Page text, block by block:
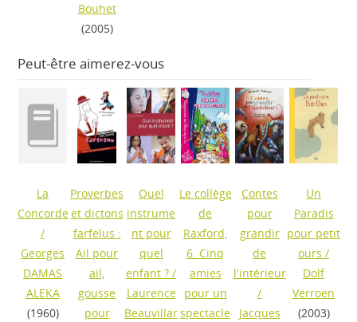
Bouhet
(2005)
Peut-être aimerez-vous
La
Concorde
/
Georges
DAMAS
ALEKA
(1960)
Proverbes
et dictons
farfelus :
Ail pour
ail,
gousse
pour
Quel
instrume
nt pour
quel
enfant ? /
Laurence
Beauvillar
Le collège
de
Raxford,
6. Cinq
amies
pour un
spectacle
Contes
pour
grandir
de
l'intérieur
/
Jacques
Un
Paradis
pour petit
ours /
Dolf
Verroen
(2003)